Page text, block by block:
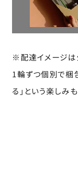
※配達イメージ
1輪ずつ個別で梱
る」という楽しみ